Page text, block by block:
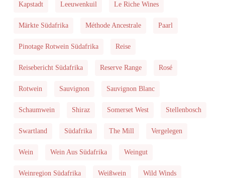
Kapstadt Leeuwenkuil Le Riche Wines
Märkte Südafrika Méthode Ancestrale Paarl
Pinotage Rotwein Südafrika Reise
Reisebericht Südafrika Reserve Range Rosé
Rotwein Sauvignon Sauvignon Blanc
Schaumwein Shiraz Somerset West Stellenbosch
Swartland Südafrika The Mill Vergelegen
Wein Wein Aus Südafrika Weingut
Weinregion Südafrika Weißwein Wild Winds